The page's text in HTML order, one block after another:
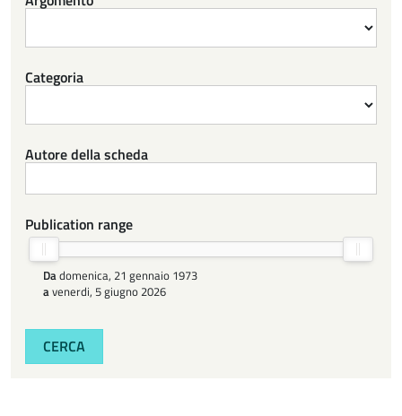
Categoria
Autore della scheda
Publication range
Dadomenica, 21 gennaio 1973
avenerdi, 5 giugno 2026
CERCA